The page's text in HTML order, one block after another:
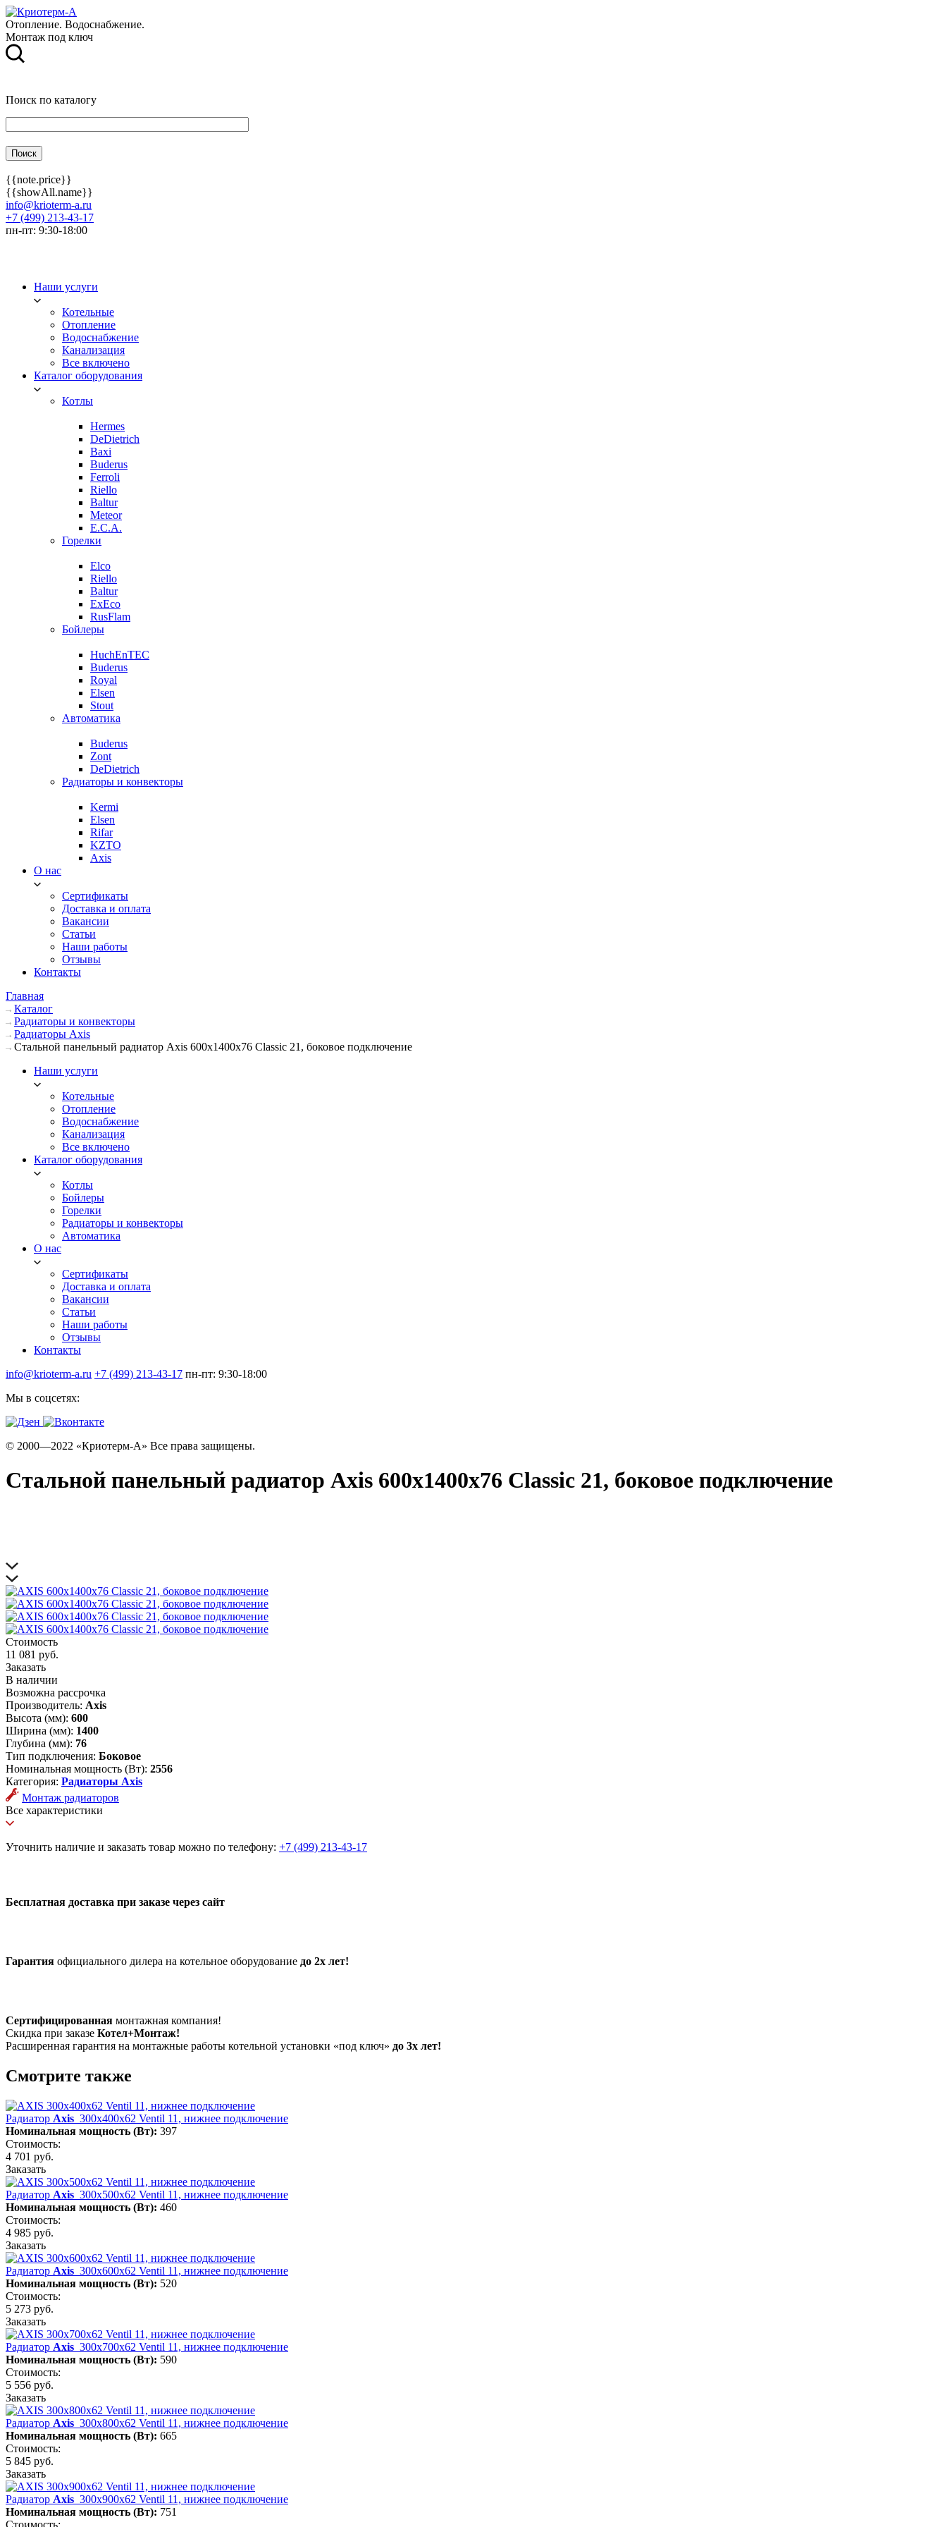
Отопление. Водоснабжение.
Монтаж под ключ
Поиск по каталогу
{{note.price}}
{{showAll.name}}
info@krioterm-a.ru
+7 (499) 213-43-17
пн-пт: 9:30-18:00
Наши услуги
Котельные
Отопление
Водоснабжение
Канализация
Все включено
Каталог оборудования
Котлы
Hermes
DeDietrich
Baxi
Buderus
Ferroli
Riello
Baltur
Meteor
E.C.A.
Горелки
Elco
Riello
Baltur
ExEco
RusFlam
Бойлеры
HuchEnTEC
Buderus
Royal
Elsen
Stout
Автоматика
Buderus
Zont
DeDietrich
Радиаторы и конвекторы
Kermi
Elsen
Rifar
KZTO
Axis
О нас
Сертификаты
Доставка и оплата
Вакансии
Статьи
Наши работы
Отзывы
Контакты
Главная
Каталог
Радиаторы и конвекторы
Радиаторы Axis
Стальной панельный радиатор Axis 600х1400х76 Classic 21, боковое подключение
Наши услуги
Котельные
Отопление
Водоснабжение
Канализация
Все включено
Каталог оборудования
Котлы
Бойлеры
Горелки
Радиаторы и конвекторы
Автоматика
О нас
Сертификаты
Доставка и оплата
Вакансии
Статьи
Наши работы
Отзывы
Контакты
info@krioterm-a.ru +7 (499) 213-43-17 пн-пт: 9:30-18:00
Мы в соцсетях:
© 2000—2022 «Криотерм-А» Все права защищены.
Стальной панельный радиатор Axis 600х1400х76 Classic 21, боковое подключение
Стоимость
11 081 руб.
Заказать
В наличии
Возможна рассрочка
Производитель: Axis
Высота (мм): 600
Ширина (мм): 1400
Глубина (мм): 76
Тип подключения: Боковое
Номинальная мощность (Вт): 2556
Категория: Радиаторы Axis
Монтаж радиаторов
Все характеристики
Уточнить наличие и заказать товар можно по телефону: +7 (499) 213-43-17
Бесплатная доставка при заказе через сайт
Гарантия официального дилера на котельное оборудование до 2х лет!
Сертифицированная монтажная компания!
Скидка при заказе Котел+Монтаж!
Расширенная гарантия на монтажные работы котельной установки «под ключ» до 3х лет!
Смотрите также
Радиатор Axis 300х400х62 Ventil 11, нижнее подключение
Номинальная мощность (Вт): 397
Стоимость:
4 701 руб.
Заказать
Радиатор Axis 300х500х62 Ventil 11, нижнее подключение
Номинальная мощность (Вт): 460
Стоимость:
4 985 руб.
Заказать
Радиатор Axis 300х600х62 Ventil 11, нижнее подключение
Номинальная мощность (Вт): 520
Стоимость:
5 273 руб.
Заказать
Радиатор Axis 300х700х62 Ventil 11, нижнее подключение
Номинальная мощность (Вт): 590
Стоимость:
5 556 руб.
Заказать
Радиатор Axis 300х800х62 Ventil 11, нижнее подключение
Номинальная мощность (Вт): 665
Стоимость:
5 845 руб.
Заказать
Радиатор Axis 300х900х62 Ventil 11, нижнее подключение
Номинальная мощность (Вт): 751
Стоимость: